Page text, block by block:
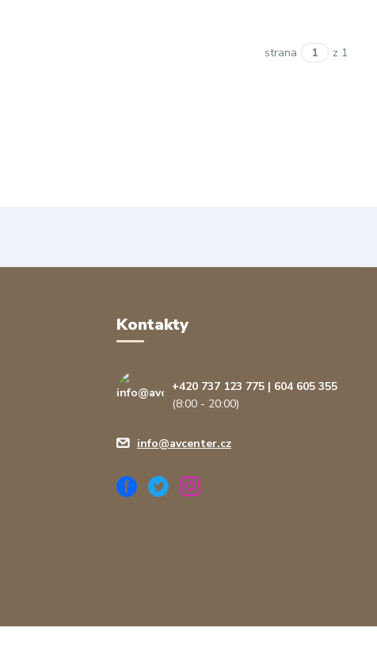
strana z 1
Kontakty
+420 737 123 775 | 604 605 355
(8:00 - 20:00)
info@avcenter.cz